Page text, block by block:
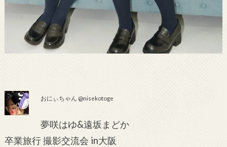
おにぃちゃん @nisekotoge
夢咲はゆ&遠坂まどか
卒業旅行 撮影交流会 in大阪